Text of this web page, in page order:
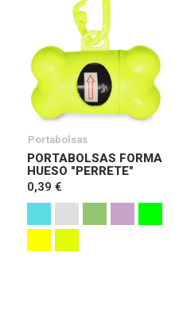
Portabolsas
PORTABOLSAS FORMA
HUESO "PERRETE"
0,39 €